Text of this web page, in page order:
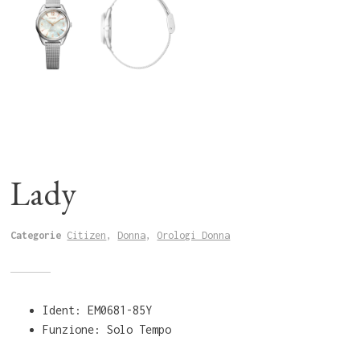
Lady
Categorie Citizen , Donna, Orologi Donna
Ident: EM0681-85Y
Funzione: Solo Tempo